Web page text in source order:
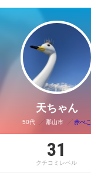
天ちゃん
50代 郡山市 赤べこ
31
クチコミレベル